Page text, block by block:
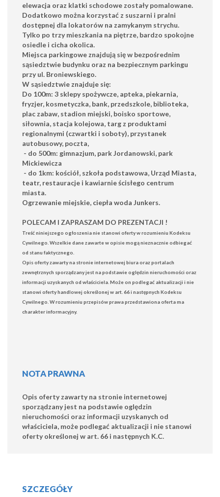
elewacja oraz klatki schodowe zostały pomalowane.
Dodatkowo można korzystać z suszarni i pralni
dostępnej dla lokatorów na zamykanym strychu.
Tylko po trzy mieszkania na piętrze, bardzo spokojne
osiedle i cicha okolica.
Miejsca parkingowe znajdują się w bezpośrednim
sąsiedztwie budynku oraz na bezpiecznym parkingu
przy ul. Broniewskiego.
W sąsiedztwie znajduje się:
Do 100m: 3 sklepy spożywcze, apteka, piekarnia,
fryzjer, kosmetyczka, bank, przedszkole, biblioteka,
plac zabaw, stadion miejski, boisko sportowe,
siłownia, stacja kolejowa, targ z produktami
regionalnymi (czwartki i soboty), przystanek
autobusowy, poczta,
- do 500m: gimnazjum, park Jordanowski, park
Mickiewicza
- do 1km: kościół, szkoła podstawowa, Urząd Miasta,
teatr, restauracje i kawiarnie ścisłego centrum
miasta.
Ogrzewanie miejskie, ciepła woda Junkers.
POLECAM I ZAPRASZAM DO PREZENTACJI !
Treść niniejszego ogłoszenia nie stanowi oferty w rozumieniu Kodeksu
Cywilnego. Wszelkie dane zawarte w opisie mogą nieznacznie odbiegać
od stanu faktycznego.
Opis oferty zawarty na stronie internetowej biura oraz portalach
zewnętrznych sporządzany jest na podstawie oględzin nieruchomości oraz
informacji uzyskanych od właściciela. Może on podlegać aktualizacji i nie
stanowi oferty handlowej określonej w art. 66 i następnych Kodeksu
Cywilnego. W rozumieniu przepisów prawa przedstawiona oferta ma
charakter informacyjny.
NOTA PRAWNA
Opis oferty zawarty na stronie internetowej
sporządzany jest na podstawie oględzin
nieruchomości oraz informacji uzyskanych od
właściciela, może podlegać aktualizacji i nie stanowi
oferty określonej w art. 66 i następnych K.C.
SZCZEGÓŁY